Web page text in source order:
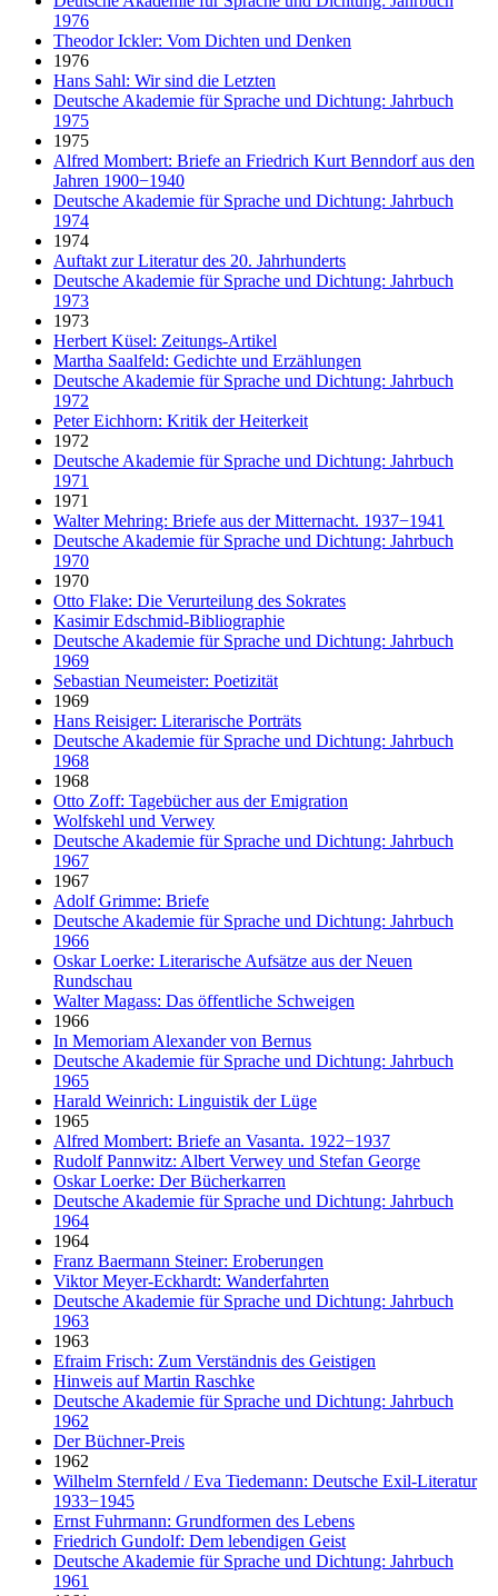
1976
Theodor Ickler: Vom Dichten und Denken
1976
Hans Sahl: Wir sind die Letzten
Deutsche Akademie für Sprache und Dichtung: Jahrbuch
1975
1975
Alfred Mombert: Briefe an Friedrich Kurt Benndorf aus den
Jahren 1900−1940
Deutsche Akademie für Sprache und Dichtung: Jahrbuch
1974
1974
Auftakt zur Literatur des 20. Jahrhunderts
Deutsche Akademie für Sprache und Dichtung: Jahrbuch
1973
1973
Herbert Küsel: Zeitungs-Artikel
Martha Saalfeld: Gedichte und Erzählungen
Deutsche Akademie für Sprache und Dichtung: Jahrbuch
1972
Peter Eichhorn: Kritik der Heiterkeit
1972
Deutsche Akademie für Sprache und Dichtung: Jahrbuch
1971
1971
Walter Mehring: Briefe aus der Mitternacht. 1937−1941
Deutsche Akademie für Sprache und Dichtung: Jahrbuch
1970
1970
Otto Flake: Die Verurteilung des Sokrates
Kasimir Edschmid-Bibliographie
Deutsche Akademie für Sprache und Dichtung: Jahrbuch
1969
Sebastian Neumeister: Poetizität
1969
Hans Reisiger: Literarische Porträts
Deutsche Akademie für Sprache und Dichtung: Jahrbuch
1968
1968
Otto Zoff: Tagebücher aus der Emigration
Wolfskehl und Verwey
Deutsche Akademie für Sprache und Dichtung: Jahrbuch
1967
1967
Adolf Grimme: Briefe
Deutsche Akademie für Sprache und Dichtung: Jahrbuch
1966
Oskar Loerke: Literarische Aufsätze aus der Neuen
Rundschau
Walter Magass: Das öffentliche Schweigen
1966
In Memoriam Alexander von Bernus
Deutsche Akademie für Sprache und Dichtung: Jahrbuch
1965
Harald Weinrich: Linguistik der Lüge
1965
Alfred Mombert: Briefe an Vasanta. 1922−1937
Rudolf Pannwitz: Albert Verwey und Stefan George
Oskar Loerke: Der Bücherkarren
Deutsche Akademie für Sprache und Dichtung: Jahrbuch
1964
1964
Franz Baermann Steiner: Eroberungen
Viktor Meyer-Eckhardt: Wanderfahrten
Deutsche Akademie für Sprache und Dichtung: Jahrbuch
1963
1963
Efraim Frisch: Zum Verständnis des Geistigen
Hinweis auf Martin Raschke
Deutsche Akademie für Sprache und Dichtung: Jahrbuch
1962
Der Büchner-Preis
1962
Wilhelm Sternfeld / Eva Tiedemann: Deutsche Exil-Literatur
1933−1945
Ernst Fuhrmann: Grundformen des Lebens
Friedrich Gundolf: Dem lebendigen Geist
Deutsche Akademie für Sprache und Dichtung: Jahrbuch
1961